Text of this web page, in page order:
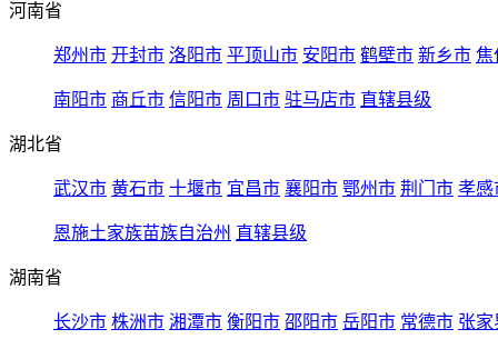
河南省
郑州市 开封市 洛阳市 平顶山市 安阳市 鹤壁市 新乡市 焦
南阳市 商丘市 信阳市 周口市 驻马店市 直辖县级
湖北省
武汉市 黄石市 十堰市 宜昌市 襄阳市 鄂州市 荆门市 孝感
恩施土家族苗族自治州 直辖县级
湖南省
长沙市 株洲市 湘潭市 衡阳市 邵阳市 岳阳市 常德市 张家